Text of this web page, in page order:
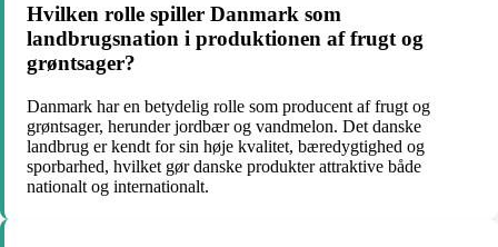
Hvilken rolle spiller Danmark som
landbrugsnation i produktionen af frugt og
grøntsager?
Danmark har en betydelig rolle som producent af frugt og
grøntsager, herunder jordbær og vandmelon. Det danske
landbrug er kendt for sin høje kvalitet, bæredygtighed og
sporbarhed, hvilket gør danske produkter attraktive både
nationalt og internationalt.